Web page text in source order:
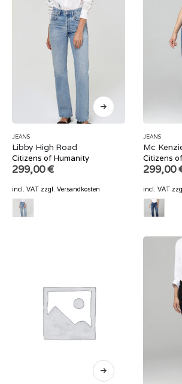
JEANS
Libby High Road
Citizens of Humanity
299,00€
incl. VAT zzgl. Versandkosten
JEANS
Mc
Citizens
299,00
incl. VAT